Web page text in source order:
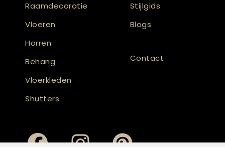
Raamdecoratie
Vloeren
Horren
Behang
Vloerkleden
Shutters
Stijlgids
Blogs
Contact